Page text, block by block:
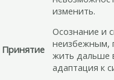
изменить.
Принятие
Осознание и
неизбежным,
жить дальше
адаптация к